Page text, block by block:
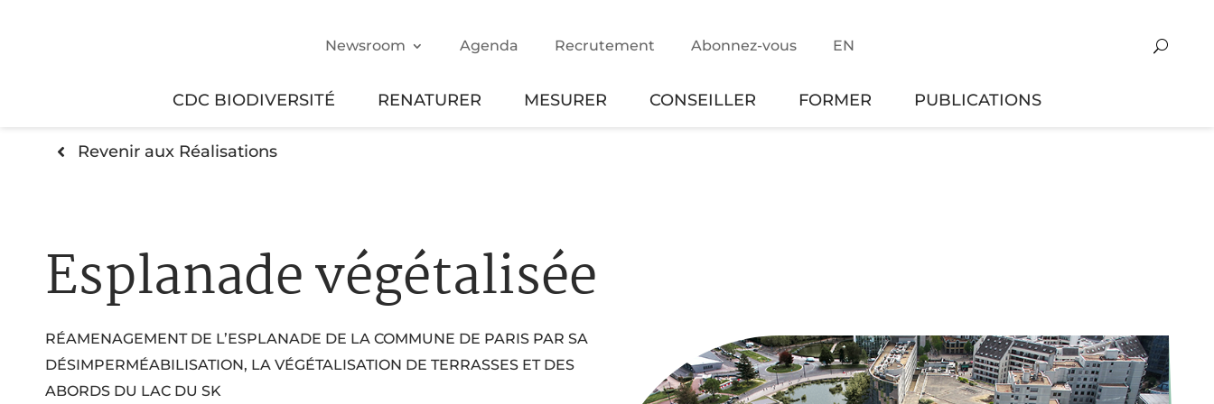
Newsroom Agenda Recrutement Abonnez-vous EN
CDC BIODIVERSITÉ RENATURER MESURER CONSEILLER FORMER PUBLICATIONS
Revenir aux Réalisations
Esplanade végétalisée
RÉAMENAGEMENT DE L’ESPLANADE DE LA COMMUNE DE PARIS PAR SA
DÉSIMPERMÉABILISATION, LA VÉGÉTALISATION DE TERRASSES ET DES
ABORDS DU LAC DU SK